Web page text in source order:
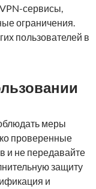
сервисы,
ограничения.
пользователей в
меры
проверенные
и не передавайте
защиту
и